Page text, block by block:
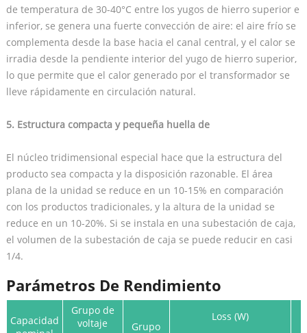
de temperatura de 30-40°C entre los yugos de hierro superior e
inferior, se genera una fuerte convección de aire: el aire frío se
complementa desde la base hacia el canal central, y el calor se
irradia desde la pendiente interior del yugo de hierro superior,
lo que permite que el calor generado por el transformador se
lleve rápidamente en circulación natural.
5. Estructura compacta y pequeña huella de
El núcleo tridimensional especial hace que la estructura del
producto sea compacta y la disposición razonable. El área
plana de la unidad se reduce en un 10-15% en comparación
con los productos tradicionales, y la altura de la unidad se
reduce en un 10-20%. Si se instala en una subestación de caja,
el volumen de la subestación de caja se puede reducir en casi
1/4.
Parámetros De Rendimiento
Capacidad
Grupo de
voltaje
Grupo
Loss (W)